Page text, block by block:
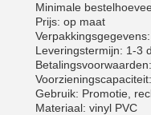
Minimale
Prijs: op maat
Leveringstermijn: 1-3
Gebruik: Promotie,
Materiaal: vinyl PVC